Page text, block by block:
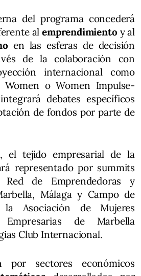
del programa concederá
alemprendimientoy al
en las esferas de decisión
de la colaboración con
internacional como
o Women Impulse-
debates específicos
de fondos por parte de
el tejido empresarial de la
representado por summits
de Emprendedoras y
Málaga y Campo de
la Asociación de Mujeres
de Marbella
Club Internacional.
por sectores económicos